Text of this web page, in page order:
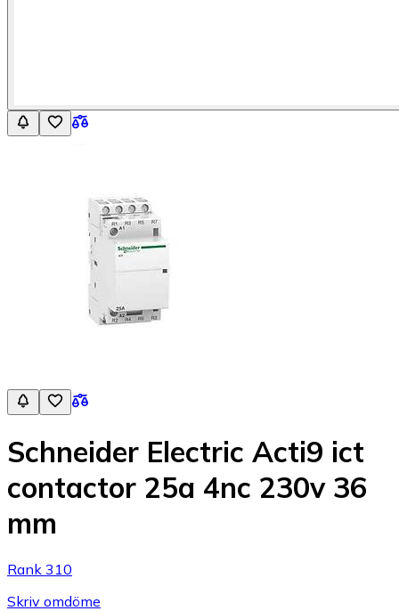
Schneider Electric Acti9 ict
contactor 25a 4nc 230v 36
mm
Rank 310
Skriv omdöme